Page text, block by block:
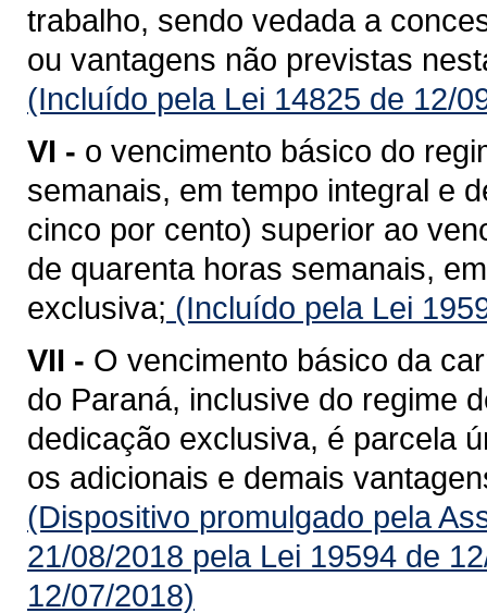
trabalho, sendo vedada a
ou vantagens não previstas
(Incluído pela Lei 14825 de 12/
VI - o vencimento básico do
semanais, em tempo integral e
cinco por cento) superior ao
de quarenta horas semanais,
exclusiva; (Incluído pela Lei
VII - O vencimento básico da
do Paraná, inclusive do regime
dedicação exclusiva, é parcela
os adicionais e demais
(Dispositivo promulgado pela
21/08/2018 pela Lei 19594 de
12/07/2018)